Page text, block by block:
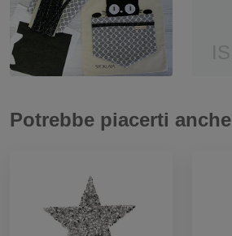
Potrebbe piacerti anche